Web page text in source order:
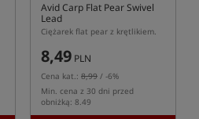
Avid Carp Flat Pear Swivel
Lead
Ciężarek flat pear z krętlikiem.
8,49 PLN
Cena kat.: 8,99 / -6%
Min. cena z 30 dni przed
obniżką: 8.49